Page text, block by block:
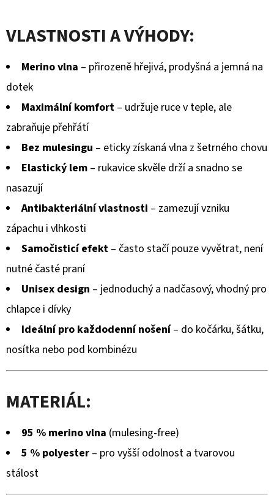
produktu
z
hvězdiček.
VLASTNOSTI A VÝHODY:
Merino vlna – přirozeně hřejivá, prodyšná a jemná na
dotek
Maximální komfort – udržuje ruce v teple, ale
zabraňuje přehřátí
Bez mulesingu – eticky získaná vlna z šetrného chovu
Elastický lem – rukavice skvěle drží a snadno se
nasazují
Antibakteriální vlastnosti – zamezují vzniku
zápachu i vlhkosti
Samočisticí efekt – často stačí pouze vyvětrat, není
nutné časté praní
Unisex design – jednoduchý a nadčasový, vhodný pro
chlapce i dívky
Ideální pro každodenní nošení– do kočárku, šátku,
nosítka nebo pod kombinézu
MATERIÁL:
95 % merino vlna (mulesing-free)
5 % polyester – pro vyšší odolnost a tvarovou
stálost
BRZDIČKOU
Kč
430